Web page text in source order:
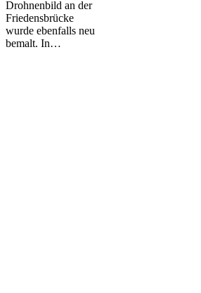
Drohnenbild an der
Friedensbrücke
wurde ebenfalls neu
bemalt. In…